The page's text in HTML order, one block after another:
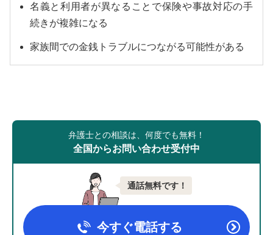
名義と利用者が異なることで保険や事故対応の手
続きが複雑になる
家族間での金銭トラブルにつながる可能性がある
弁護士との相談は、何度でも無料！
全国からお問い合わせ受付中
通話無料です！
今すぐ電話する